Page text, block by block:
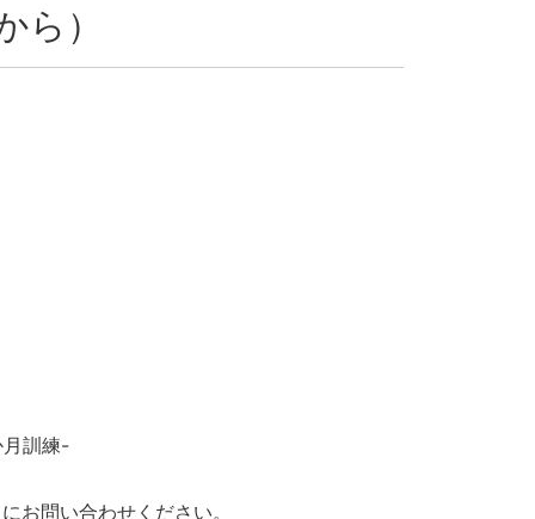
ら）
訓練-
お問い合わせください。